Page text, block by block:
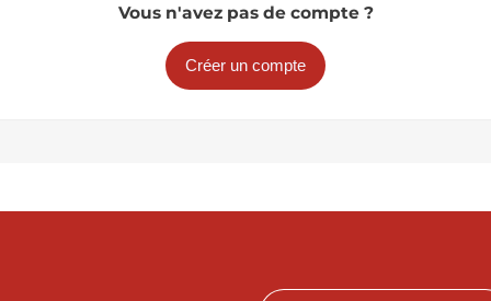
Vous n'avez pas de compte ?
Créer un compte